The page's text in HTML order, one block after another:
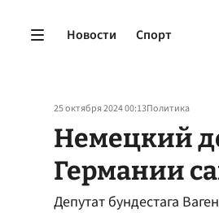
Новости Спорт
25 октября 2024 00:13Политика
Немецкий
Германии
Депутат бундестага